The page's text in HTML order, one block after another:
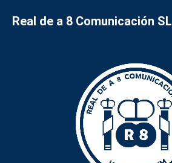
Real de a 8 Comunicación SL